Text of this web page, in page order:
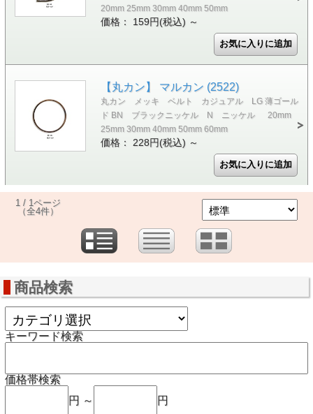
20mm 25mm 30mm 40mm 50mm
価格： 159円(税込) ～
【丸カン】 マルカン (2522)
丸カン メッキ ベルト カジュアル LG 薄ゴール
ド BN ブラックニッケル N ニッケル 20mm
25mm 30mm 40mm 50mm 60mm
価格： 228円(税込) ～
1 / 1ページ
（全4件）
商品検索
キーワード検索
価格帯検索
円 ～
円